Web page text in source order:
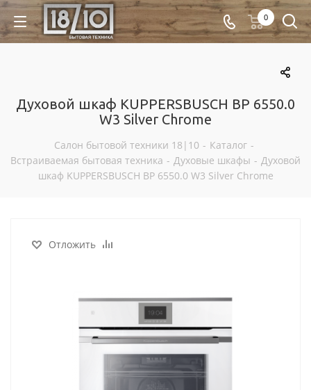
0
Духовой шкаф KUPPERSBUSCH BP 6550.0
W3 Silver Chrome
Салон бытовой техники 18|10 - Каталог -
Встраиваемая бытовая техника - Духовые шкафы - Духовой
шкаф KUPPERSBUSCH BP 6550.0 W3 Silver Chrome
Отложить